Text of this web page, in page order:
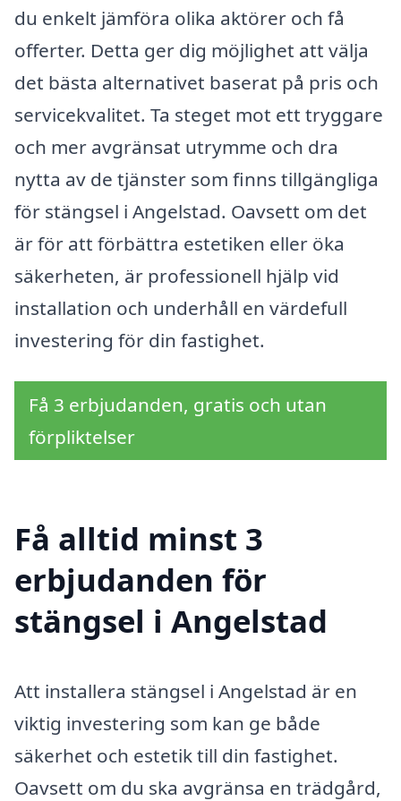
du enkelt jämföra olika aktörer och få
offerter. Detta ger dig möjlighet att välja
det bästa alternativet baserat på pris och
servicekvalitet. Ta steget mot ett tryggare
och mer avgränsat utrymme och dra
nytta av de tjänster som finns tillgängliga
för stängsel i Angelstad. Oavsett om det
är för att förbättra estetiken eller öka
säkerheten, är professionell hjälp vid
installation och underhåll en värdefull
investering för din fastighet.
Få 3 erbjudanden, gratis och utan
förpliktelser
Få alltid minst 3
erbjudanden för
stängsel i Angelstad
Att installera stängsel i Angelstad är en
viktig investering som kan ge både
säkerhet och estetik till din fastighet.
Oavsett om du ska avgränsa en trädgård,